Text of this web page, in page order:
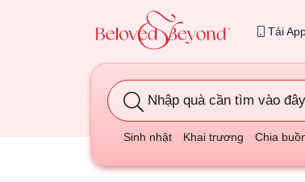
Tải
Nhập quà cần tìm vào đây
Sinh nhật Khai trương Chia